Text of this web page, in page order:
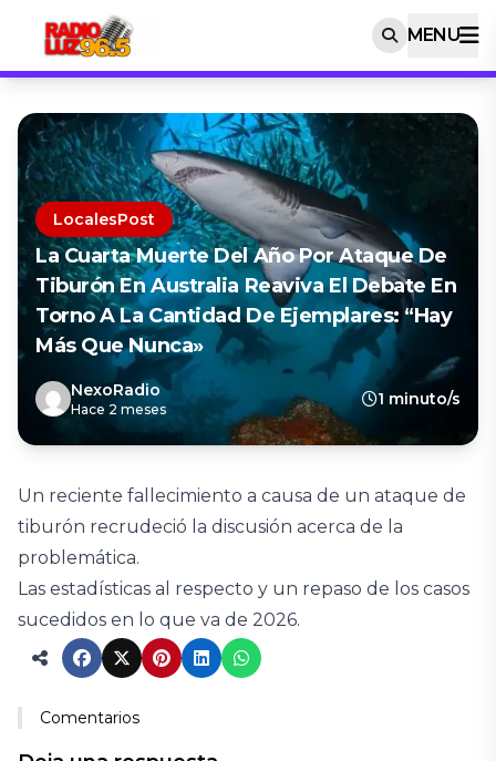
MENU
LocalesPost
La Cuarta Muerte Del Año Por Ataque De
Tiburón En Australia Reaviva El Debate En
Torno A La Cantidad De Ejemplares: “Hay
Más Que Nunca»
NexoRadio
Hace 2 meses
1 minuto/s
Un reciente fallecimiento a causa de un ataque de
tiburón recrudeció la discusión acerca de la
problemática.
Las estadísticas al respecto y un repaso de los casos
sucedidos en lo que va de 2026.
Comentarios